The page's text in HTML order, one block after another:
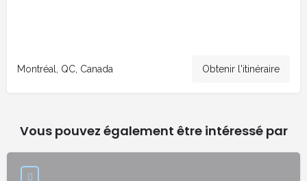
Montréal, QC, Canada Obtenir l'itinéraire
Vous pouvez également être intéressé par